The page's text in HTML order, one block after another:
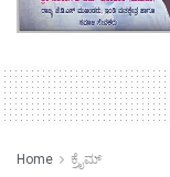
Home ಕ್ರೈಮ್‌